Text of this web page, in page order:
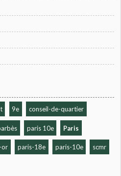
9e conseil-de-quartier
paris 10e Paris
or paris-18e paris-10e scmr